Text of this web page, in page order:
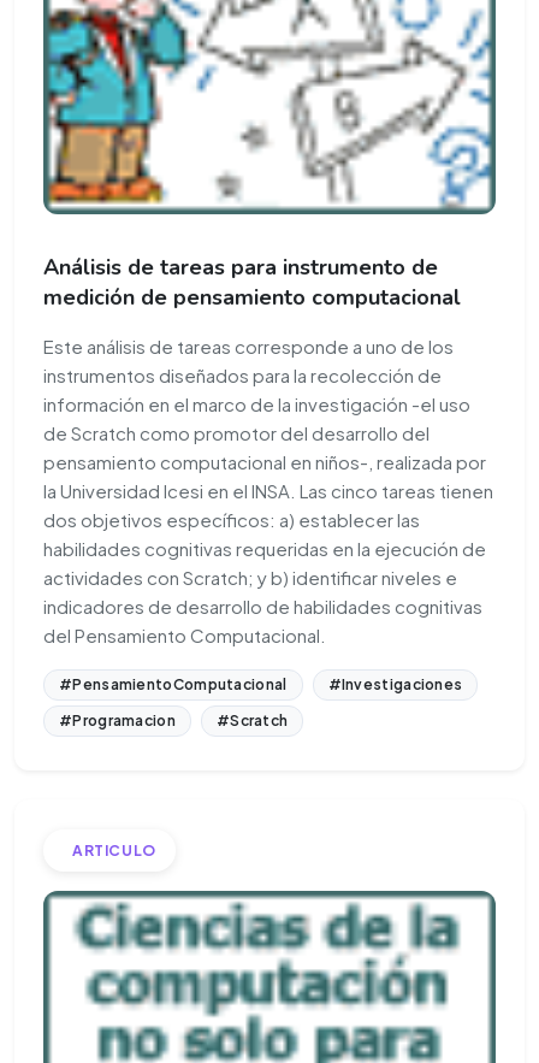
Análisis de tareas para instrumento de
medición de pensamiento computacional
Este análisis de tareas corresponde a uno de los
instrumentos diseñados para la recolección de
información en el marco de la investigación -el uso
de Scratch como promotor del desarrollo del
pensamiento computacional en niños-, realizada por
la Universidad Icesi en el INSA. Las cinco tareas tienen
dos objetivos específicos: a) establecer las
habilidades cognitivas requeridas en la ejecución de
actividades con Scratch; y b) identificar niveles e
indicadores de desarrollo de habilidades cognitivas
del Pensamiento Computacional.
#PensamientoComputacional
#Investigaciones
#Programacion
#Scratch
ARTICULO